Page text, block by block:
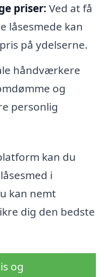
priser: Ved at få
låsesmede kan
på ydelserne.
håndværkere
og
personlig
kan du
i
kan nemt
dig den bedste
og